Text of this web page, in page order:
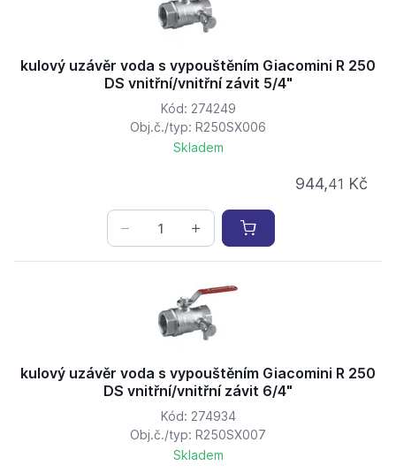
kulový uzávěr voda s vypouštěním Giacomini R 250
DS vnitřní/vnitřní závit 5/4"
Kód: 274249
Obj.č./typ: R250SX006
Skladem
944,41 Kč
kulový uzávěr voda s vypouštěním Giacomini R 250
DS vnitřní/vnitřní závit 6/4"
Kód: 274934
Obj.č./typ: R250SX007
Skladem